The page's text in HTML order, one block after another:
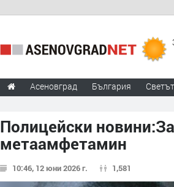
Асеновград България Светът
Полицейски
метаамфетамин
10:46, 12 юни 2026 г. 1,581